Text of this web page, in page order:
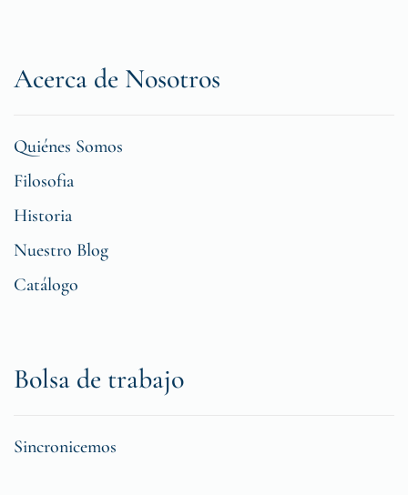
Acerca de Nosotros
Quiénes Somos
Filosofia
Historia
Nuestro Blog
Catálogo
Bolsa de trabajo
Sincronicemos